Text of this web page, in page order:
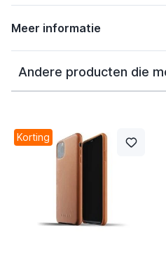
Meer informatie
Andere producten die
Korting